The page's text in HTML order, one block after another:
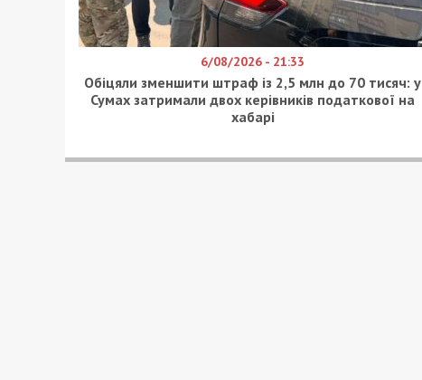
6/08/2026 - 21:33
Обіцяли зменшити штраф із 2,5 млн до 70 тисяч: у
Сумах затримали двох керівників податкової на
хабарі